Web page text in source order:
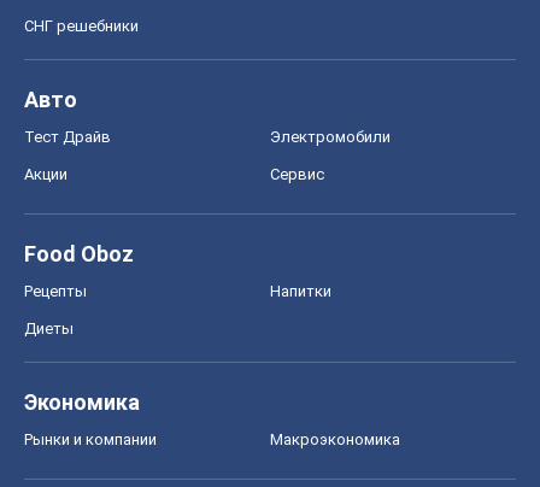
СНГ решебники
Авто
Тест Драйв Электромобили
Акции Сервис
Food Oboz
Рецепты Напитки
Диеты
Экономика
Рынки и компании Mакроэкономика